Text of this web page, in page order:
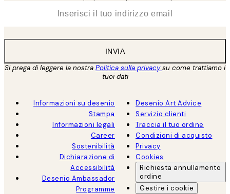
INVIA
Si prega di leggere la nostra Politica sulla privacysu come trattiamo i
tuoi dati
Informazioni su desenio
Stampa
Informazioni legali
Career
Sostenibilità
Dichiarazione di
Accessibilità
Desenio Ambassador
Programme
Desenio Art Advice
Servizio clienti
Traccia il tuo ordine
Condizioni di acquisto
Privacy
Cookies
Richiesta annullamento
ordine
Gestire i cookie